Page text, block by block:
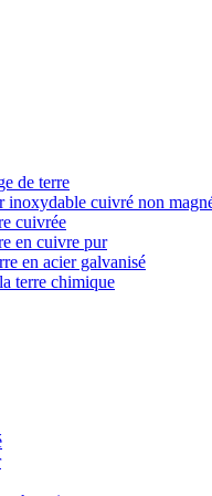
de terre
inoxydable cuivré non
cuivrée
en cuivre pur
en acier galvanisé
terre chimique